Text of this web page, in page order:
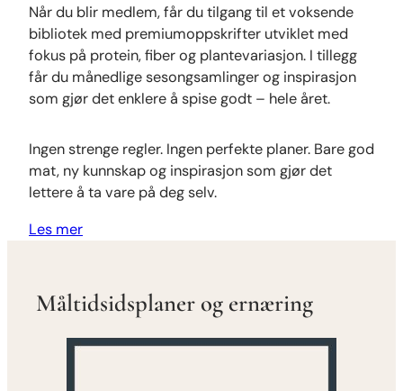
Når du blir medlem, får du tilgang til et voksende
bibliotek med premiumoppskrifter utviklet med
fokus på protein, fiber og plantevariasjon. I tillegg
får du månedlige sesongsamlinger og inspirasjon
som gjør det enklere å spise godt – hele året.
Ingen strenge regler. Ingen perfekte planer. Bare god
mat, ny kunnskap og inspirasjon som gjør det
lettere å ta vare på deg selv.
Les mer
Måltidsidsplaner og ernæring